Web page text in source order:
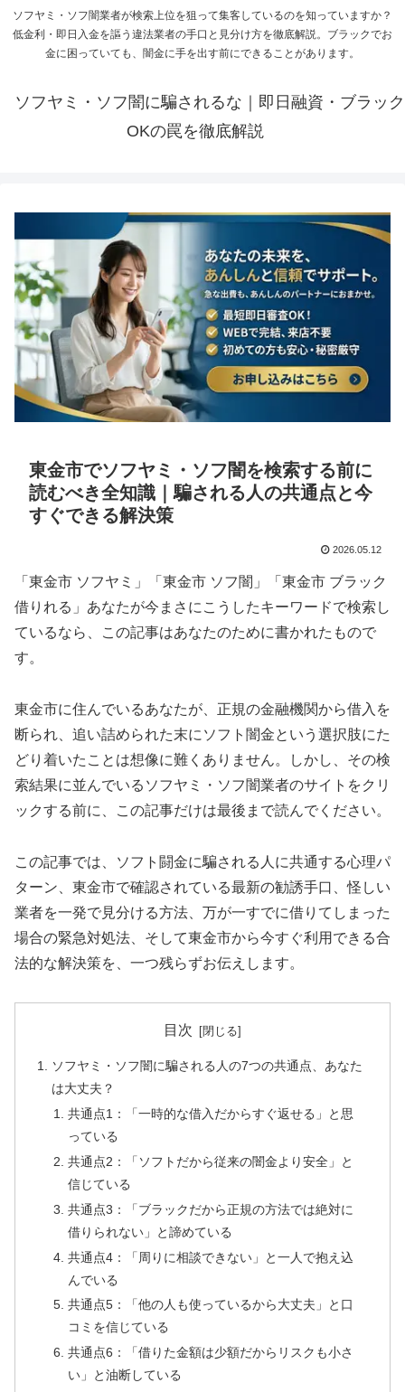
ソフヤミ・ソフ闇業者が検索上位を狙って集客しているのを知っていますか？
低金利・即日入金を謳う違法業者の手口と見分け方を徹底解説。ブラックでお
金に困っていても、闇金に手を出す前にできることがあります。
ソフヤミ・ソフ闇に騙されるな｜即日融資・ブラック
OKの罠を徹底解説
東金市でソフヤミ・ソフ闇を検索する前に
読むべき全知識｜騙される人の共通点と今
すぐできる解決策
2026.05.12
「東金市 ソフヤミ」「東金市 ソフ闇」「東金市 ブラック
借りれる」あなたが今まさにこうしたキーワードで検索し
ているなら、この記事はあなたのために書かれたもので
す。
東金市に住んでいるあなたが、正規の金融機関から借入を
断られ、追い詰められた末にソフト闇金という選択肢にた
どり着いたことは想像に難くありません。しかし、その検
索結果に並んでいるソフヤミ・ソフ闇業者のサイトをクリ
ックする前に、この記事だけは最後まで読んでください。
この記事では、ソフト闘金に騙される人に共通する心理パ
ターン、東金市で確認されている最新の勧誘手口、怪しい
業者を一発で見分ける方法、万が一すでに借りてしまった
場合の緊急対処法、そして東金市から今すぐ利用できる合
法的な解決策を、一つ残らずお伝えします。
目次
ソフヤミ・ソフ闇に騙される人の7つの共通点、あなた
は大丈夫？
共通点1：「一時的な借入だからすぐ返せる」と思
っている
共通点2：「ソフトだから従来の闇金より安全」と
信じている
共通点3：「ブラックだから正規の方法では絶対に
借りられない」と諦めている
共通点4：「周りに相談できない」と一人で抱え込
んでいる
共通点5：「他の人も使っているから大丈夫」と口
コミを信じている
共通点6：「借りた金額は少額だからリスクも小さ
い」と油断している